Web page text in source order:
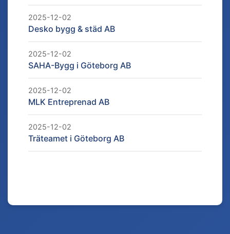
2025-12-02
Desko bygg & städ AB
2025-12-02
SAHA-Bygg i Göteborg AB
2025-12-02
MLK Entreprenad AB
2025-12-02
Träteamet i Göteborg AB